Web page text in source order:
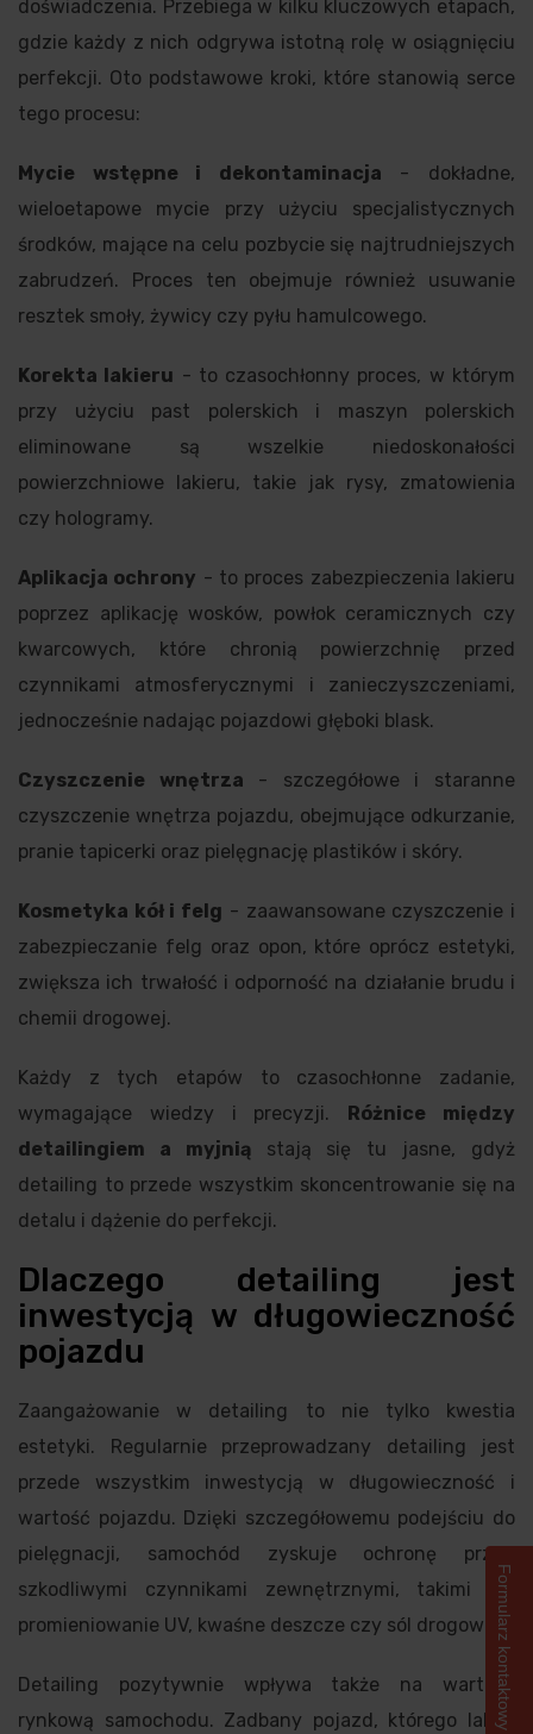
doświadczenia. Przebiega w kilku kluczowych etapach,
gdzie każdy z nich odgrywa istotną rolę w osiągnięciu
perfekcji. Oto podstawowe kroki, które stanowią serce
tego procesu:
Mycie wstępne i dekontaminacja - dokładne,
wieloetapowe mycie przy użyciu specjalistycznych
środków, mające na celu pozbycie się najtrudniejszych
zabrudzeń. Proces ten obejmuje również usuwanie
resztek smoły, żywicy czy pyłu hamulcowego.
Korekta lakieru - to czasochłonny proces, w którym
przy użyciu past polerskich i maszyn polerskich
eliminowane są wszelkie niedoskonałości
powierzchniowe lakieru, takie jak rysy, zmatowienia
czy hologramy.
Aplikacja ochrony - to proces zabezpieczenia lakieru
poprzez aplikację wosków, powłok ceramicznych czy
kwarcowych, które chronią powierzchnię przed
czynnikami atmosferycznymi i zanieczyszczeniami,
jednocześnie nadając pojazdowi głęboki blask.
Czyszczenie wnętrza - szczegółowe i staranne
czyszczenie wnętrza pojazdu, obejmujące odkurzanie,
pranie tapicerki oraz pielęgnację plastików i skóry.
Kosmetyka kół i felg - zaawansowane czyszczenie i
zabezpieczanie felg oraz opon, które oprócz estetyki,
zwiększa ich trwałość i odporność na działanie brudu i
chemii drogowej.
Każdy z tych etapów to czasochłonne zadanie,
wymagające wiedzy i precyzji.
Różnice między
detailingiem a myjniąstają się tu jasne, gdyż
detailing to przede wszystkim skoncentrowanie się na
detalu i dążenie do perfekcji.
Dlaczego detailing jest
inwestycją w długowieczność
pojazdu
Zaangażowanie w detailing to nie tylko kwestia
estetyki. Regularnie przeprowadzany detailing jest
przede wszystkim inwestycją w długowieczność i
wartość pojazdu. Dzięki szczegółowemu podejściu do
pielęgnacji, samochód zyskuje ochronę przed
szkodliwymi czynnikami zewnętrznymi, takimi jak
promieniowanie UV, kwaśne deszcze czy sól drogowa.
Detailing pozytywnie wpływa także na wartość
rynkową samochodu. Zadbany pojazd, którego lakierFormularz kontaktowy